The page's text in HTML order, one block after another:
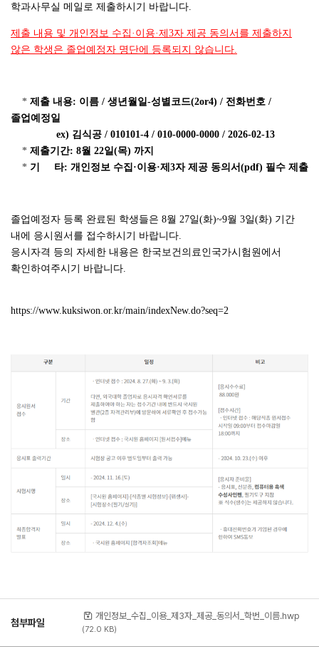
학과사무실 메일로 제출하시기 바랍니다.
제출 내용 및 개인정보 수집·이용·제3자 제공 동의서를 제출하지
않은 학생은 졸업예정자 명단에 등록되지 않습니다.
* 제출 내용: 이름 / 생년월일-성별코드(2or4) / 전화번호 /
졸업예정일
ex) 김식공 / 010101-4 / 010-0000-0000 / 2026-02-13
* 제출기간: 8월 22일(목) 까지
* 기 타: 개인정보 수집·이용·제3자 제공 동의서(pdf) 필수 제출
졸업예정자 등록 완료된 학생들은 8월 27일(화)~9월 3일(화) 기간
내에 응시원서를 접수하시기 바랍니다.
응시자격 등의 자세한 내용은 한국보건의료인국가시험원에서
확인하여주시기 바랍니다.
https://www.kuksiwon.or.kr/main/indexNew.do?seq=2
첨부파일
개인정보_수집_이용_제3자_제공_동의서_학번_이름.hwp
(72.0 KB)